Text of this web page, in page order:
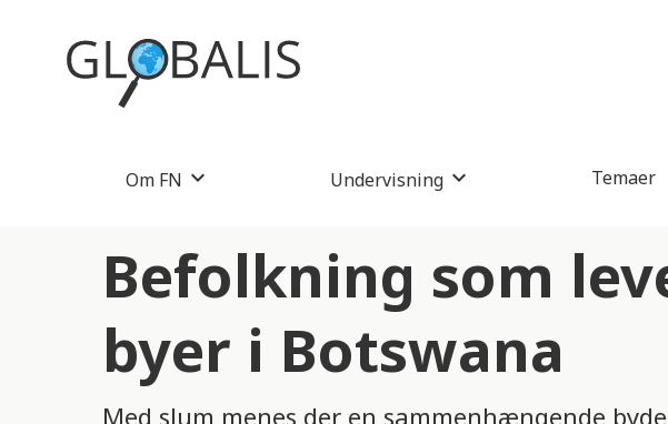
Om FN Undervisning Temaer
Befolkning som
byer i Botswana
Med slum menes der en sammenhængende